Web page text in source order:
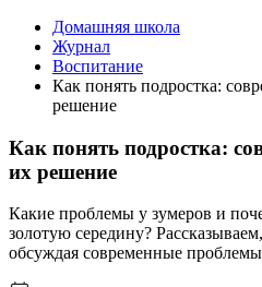
Домашняя школа
Журнал
Воспитание
Как понять подростка:
решение
Как понять подростка:
их решение
Какие проблемы у зумеров и
золотую середину?
обсуждая современные